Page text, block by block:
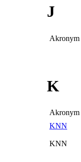
J
Akronym
K
Akronym
KNN
KNN